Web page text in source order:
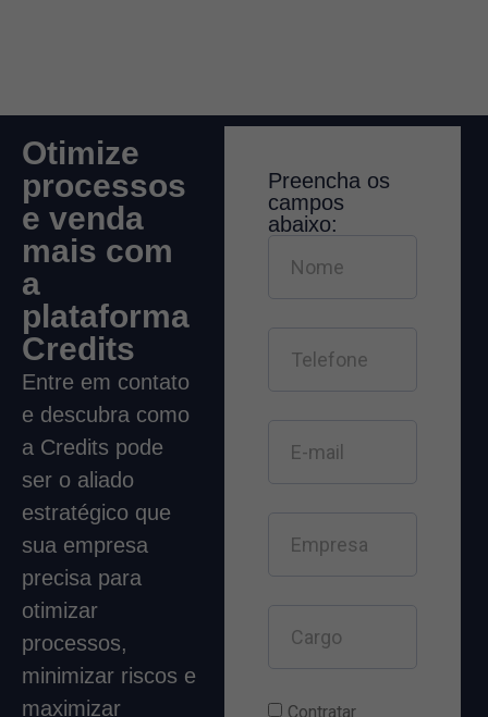
Otimize
processos
e venda
mais com
a
plataforma
Credits
Entre em contato
e descubra como
a Credits pode
ser o aliado
estratégico que
sua empresa
precisa para
otimizar
processos,
minimizar riscos e
maximizar
Preencha os
campos
abaixo:
Contratar